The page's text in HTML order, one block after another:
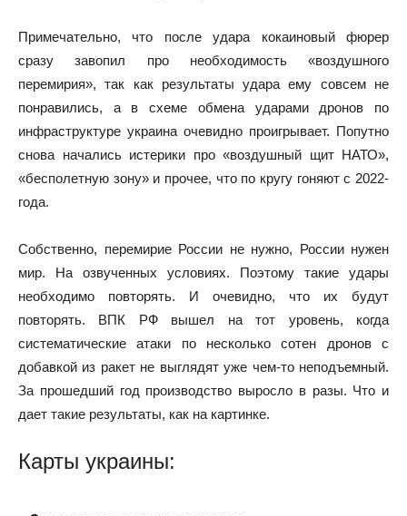
Примечательно, что после удара кокаиновый фюрер
сразу завопил про необходимость «воздушного
перемирия», так как результаты удара ему совсем не
понравились, а в схеме обмена ударами дронов по
инфраструктуре украина очевидно проигрывает. Попутно
снова начались истерики про «воздушный щит НАТО»,
«бесполетную зону» и прочее, что по кругу гоняют с 2022-
года.
Собственно, перемирие России не нужно, России нужен
мир. На озвученных условиях. Поэтому такие удары
необходимо повторять. И очевидно, что их будут
повторять. ВПК РФ вышел на тот уровень, когда
систематические атаки по несколько сотен дронов с
добавкой из ракет не выглядят уже чем-то неподъемный.
За прошедший год производство выросло в разы. Что и
дает такие результаты, как на картинке.
Карты украины: